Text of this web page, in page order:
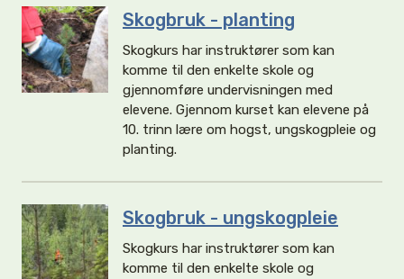
Skogbruk - planting
Skogkurs har instruktører som kan
komme til den enkelte skole og
gjennomføre undervisningen med
elevene. Gjennom kurset kan elevene på
10. trinn lære om hogst, ungskogpleie og
planting.
Skogbruk - ungskogpleie
Skogkurs har instruktører som kan
komme til den enkelte skole og